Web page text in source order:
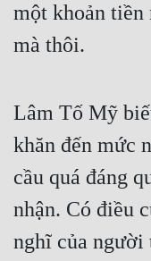
một khoản
mà thôi.
Lâm Tố Mỹ
khăn đến mức
cầu quá đáng
nhận. Có điều
nghĩ của người